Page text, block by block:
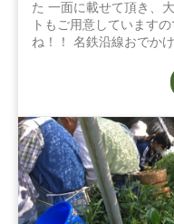
た 一面に載せて頂き、
トもご用意しています
ね！！ 名鉄沿線おでか